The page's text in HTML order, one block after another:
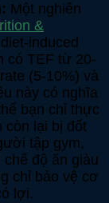
Một nghiên
&
induced
có TEF từ 20-
(5-10%) và
này có nghĩa
bạn chỉ thực
còn lại bị đốt
tập gym,
độ ăn giàu
chỉ bảo vệ cơ
lợi.